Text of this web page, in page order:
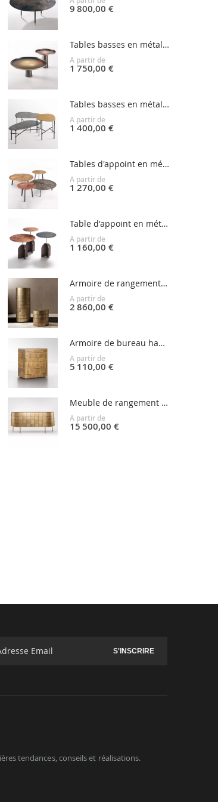
9 800,00 €
Tables basses en métal SUNRISE & SUNSET
A partir de
1 750,00 €
Tables basses en métal SYRO
A partir de
1 400,00 €
Tables d'appoint en métal PLACAS
A partir de
1 270,00 €
Table d'appoint en métal NICOLA
A partir de
1 160,00 €
Armoire de rangement circulaire haut de gamme PANDORA
A partir de
2 860,00 €
Armoire de bureau haut de gamme CELATO
A partir de
5 110,00 €
Meuble de rangement design en métal YOROI
A partir de
15 500,00 €
S'INSCRIRE
tendances, conseils et réalisations.